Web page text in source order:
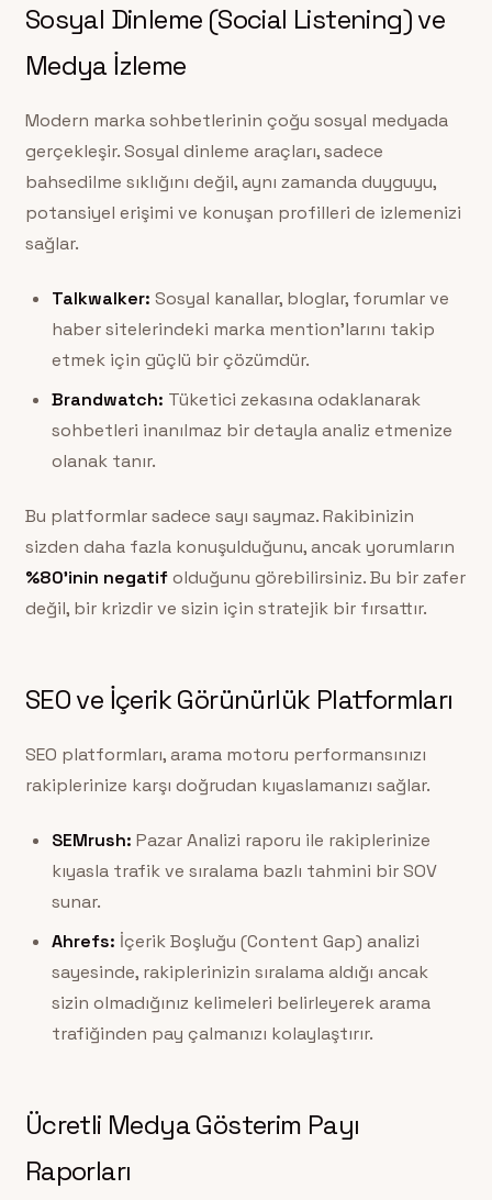
Sosyal Dinleme (Social Listening) ve
Medya İzleme
Modern marka sohbetlerinin çoğu sosyal medyada
gerçekleşir. Sosyal dinleme araçları, sadece
bahsedilme sıklığını değil, aynı zamanda duyguyu,
potansiyel erişimi ve konuşan profilleri de izlemenizi
sağlar.
Talkwalker: Sosyal kanallar, bloglar, forumlar ve
haber sitelerindeki marka mention’larını takip
etmek için güçlü bir çözümdür.
Brandwatch: Tüketici zekasına odaklanarak
sohbetleri inanılmaz bir detayla analiz etmenize
olanak tanır.
Bu platformlar sadece sayı saymaz. Rakibinizin
sizden daha fazla konuşulduğunu, ancak yorumların
%80’inin negatifolduğunu görebilirsiniz. Bu bir zafer
değil, bir krizdir ve sizin için stratejik bir fırsattır.
SEO ve İçerik Görünürlük Platformları
SEO platformları, arama motoru performansınızı
rakiplerinize karşı doğrudan kıyaslamanızı sağlar.
SEMrush: Pazar Analizi raporu ile rakiplerinize
kıyasla trafik ve sıralama bazlı tahmini bir SOV
sunar.
Ahrefs: İçerik Boşluğu (Content Gap) analizi
sayesinde, rakiplerinizin sıralama aldığı ancak
sizin olmadığınız kelimeleri belirleyerek arama
trafiğinden pay çalmanızı kolaylaştırır.
Ücretli Medya Gösterim Payı
Raporları